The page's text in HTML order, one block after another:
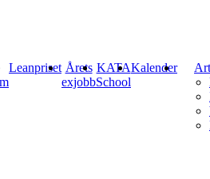
Leanpriset Årets
exjobb
KATA
School
Kalender